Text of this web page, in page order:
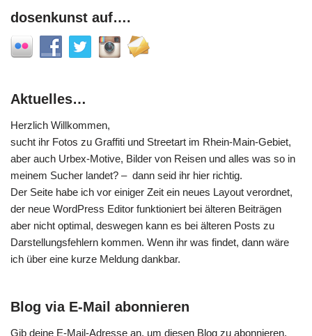
dosenkunst auf….
Aktuelles…
Herzlich Willkommen,
sucht ihr Fotos zu Graffiti und Streetart im Rhein-Main-Gebiet,
aber auch Urbex-Motive, Bilder von Reisen und alles was so in
meinem Sucher landet? – dann seid ihr hier richtig.
Der Seite habe ich vor einiger Zeit ein neues Layout verordnet,
der neue WordPress Editor funktioniert bei älteren Beiträgen
aber nicht optimal, deswegen kann es bei älteren Posts zu
Darstellungsfehlern kommen. Wenn ihr was findet, dann wäre
ich über eine kurze Meldung dankbar.
Blog via E-Mail abonnieren
Gib deine E-Mail-Adresse an, um diesen Blog zu abonnieren.